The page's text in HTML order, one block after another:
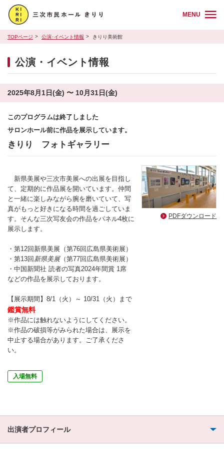
MENU
TOPページ 公演･イベント情報 きりり美術館
公演・イベント情報
2025年8月1日(金) 〜 10月31日(金)
このプログラムは終了しました
サロンホール前に作品を展示しています。
きりり フォトギャラリー
新県美展や三次市美展への出展を目指し
て、定期的に作品展を開いています。仲間
と一緒に楽しみながら腕を磨いていて、写
真がもっと好きになる時間を過ごしていま
す。そんな三次写友会の作品をパネル4枚に
展示します。
・第12回新県美展（第76回広島県美術展）
・第13回 新県美展（第77回広島県美術展）
・中国新聞社 読者の写真2024年間賞 1席
などの作品を展示しております。
【展示期間】8/1（火）～ 10/31（火）まで
鑑賞無料
※作品には触れないようにしてください。
※作品の破損等がみられた場合は、展示を
中止する場合があります。ご了承くださ
い。
入場無料
PDFダウンロード
出演者プロフィール